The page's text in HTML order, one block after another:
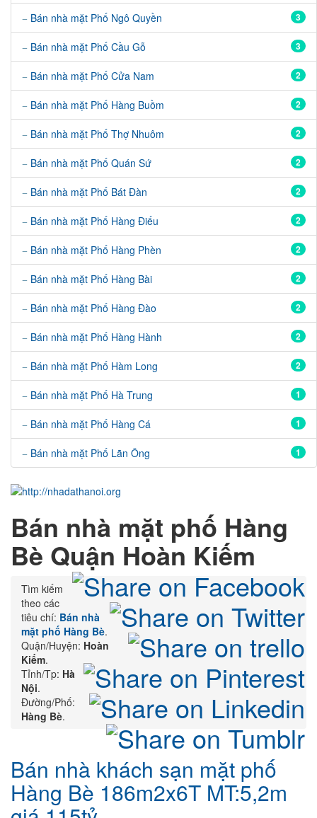
3
Bán nhà mặt Phố Ngô Quyền
3
Bán nhà mặt Phố Cầu Gỗ
2
Bán nhà mặt Phố Cửa Nam
2
Bán nhà mặt Phố Hàng Buồm
2
Bán nhà mặt Phố Thợ Nhuôm
2
Bán nhà mặt Phố Quán Sứ
2
Bán nhà mặt Phố Bát Đàn
2
Bán nhà mặt Phố Hàng Điếu
2
Bán nhà mặt Phố Hàng Phèn
2
Bán nhà mặt Phố Hàng Bài
2
Bán nhà mặt Phố Hàng Đào
2
Bán nhà mặt Phố Hàng Hành
2
Bán nhà mặt Phố Hàm Long
1
Bán nhà mặt Phố Hà Trung
1
Bán nhà mặt Phố Hàng Cá
1
Bán nhà mặt Phố Lãn Ông
Bán nhà mặt phố Hàng
Bè Quận Hoàn Kiếm
Tìm kiếm
theo các
tiêu chí: Bán nhà
mặt phố Hàng Bè.
Quận/Huyện: Hoàn
Kiếm.
Tỉnh/Tp: Hà
Nội.
Đường/Phố:
Hàng Bè.
Bán nhà khách sạn mặt phố
Hàng Bè 186m2x6T MT:5,2m